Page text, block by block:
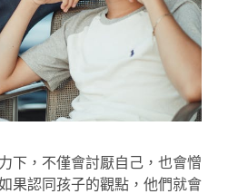
下，不僅會討厭自己，也會憎
果認同孩子的觀點，他們就會